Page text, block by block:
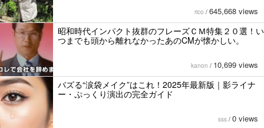
rico / 645,668 views
昭和時代インパクト抜群のフレーズＣＭ特集２０選！い
つまでも頭から離れなかったあのCMが懐かしい。
kanon / 10,699 views
バズる“涙袋メイク”はこれ！2025年最新版｜影ライナ
ー・ぷっくり演出の完全ガイド
sss / 0 views